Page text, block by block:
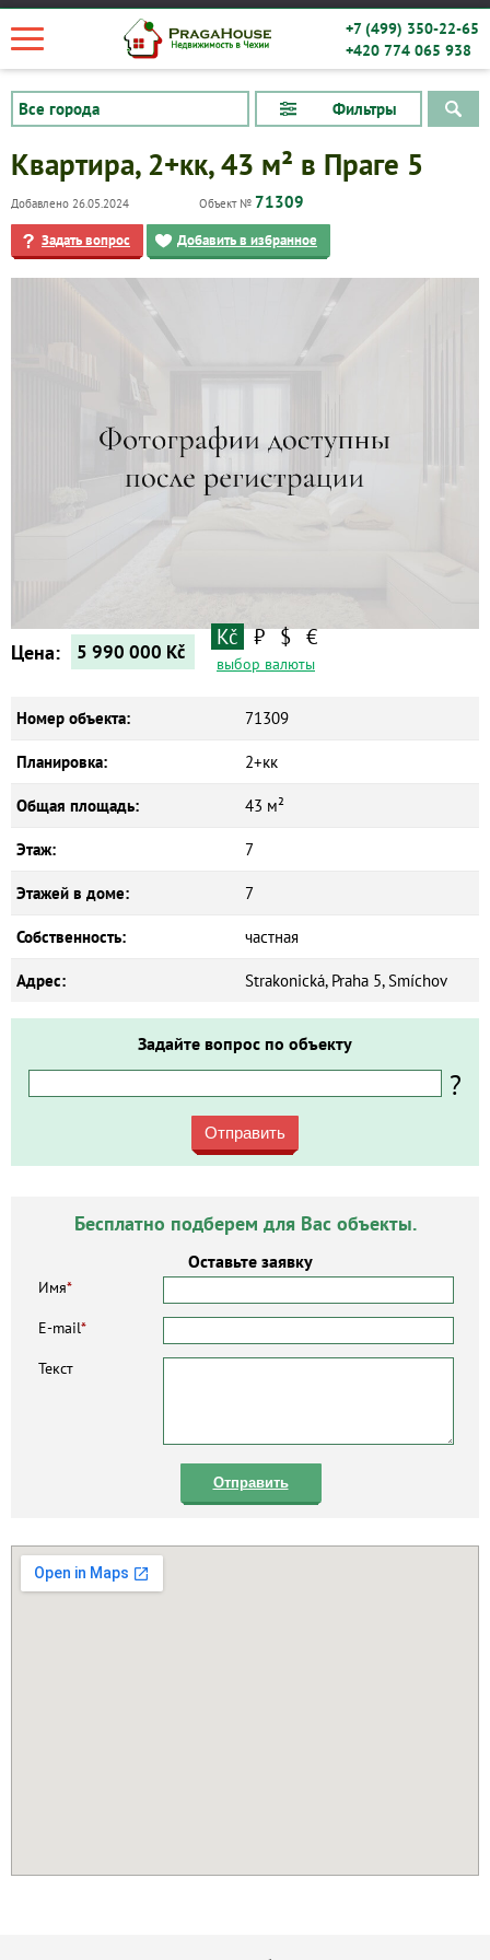
+7 (499) 350-22-65
+420 774 065 938
Фильтры
Квартиры
Квартира, 2+кк, 43 м² в Праге 5
Добавлено 26.05.2024 Объект № 71309
Задать вопрос Добавить в избранное
Цена: 5 990 000 Kč
Kč ₽ $ €
выбор валюты
Номер объекта: 71309
Планировка: 2+кк
Общая площадь: 43 м²
Этаж: 7
Этажей в доме: 7
Собственность: частная
Адрес: Strakonická, Praha 5, Smíchov
Задайте вопрос по объекту
?
Отправить
Бесплатно подберем для Вас объекты.
Оставьте заявку
Имя*
E-mail*
Текст
Отправить